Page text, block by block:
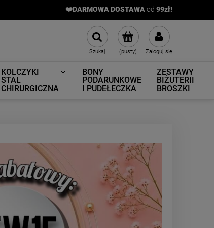
❤️DARMOWA DOSTAWA od 99zł!
(pusty) Zaloguj się
Szukaj
KOLCZYKI
STAL
CHIRURGICZNA
BONY
PODARUNKOWE
I PUDEŁECZKA
ZESTAWY
BIŻUTERII
BROSZKI